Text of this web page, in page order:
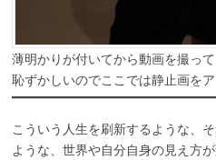
薄明かりが付いてから動画を撮って
恥ずかしいのでここでは静止画をア
こういう人生を刷新するような、
ような、世界や自分自身の見え方